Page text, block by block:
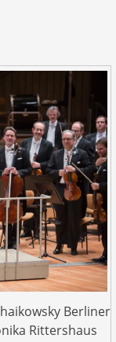
Berliner
Rittershaus